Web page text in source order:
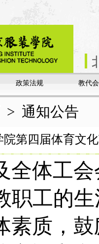
政策法规 教代会
> 通知公告
院第四届体育文
全体工
职工的
素质，